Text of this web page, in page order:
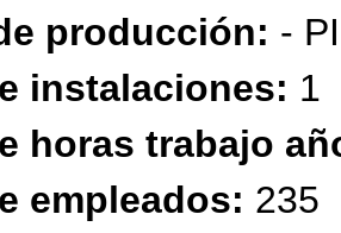
producción: -
instalaciones: 1
horas trabajo
empleados: 235